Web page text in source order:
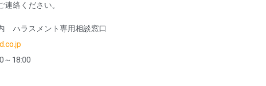
絡ください。
ハラスメント専用相談窓口
～18:00